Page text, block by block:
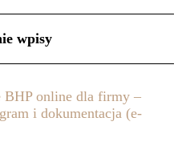
wpisy
BHP online dla firmy –
i dokumentacja (e-